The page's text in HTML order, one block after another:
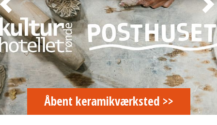
Åbent keramikværksted >>